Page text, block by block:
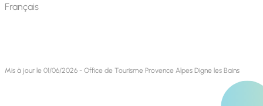
Français
Mis à jour le 01/06/2026 - Office de Tourisme Provence Alpes Digne les Bains